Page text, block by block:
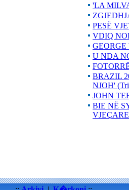
'LA
PESË
VDIQ
U NDA
BRAZIL
NJOH'
JOHN
BIE NË